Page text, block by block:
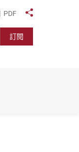
PDF 分享到
訂閱